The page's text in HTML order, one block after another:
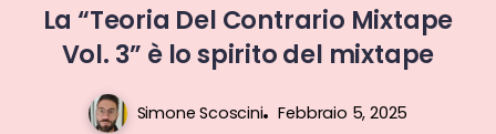
La “Teoria Del Contrario Mixtape
Vol. 3” è lo spirito del mixtape
Simone Scoscini Febbraio 5, 2025